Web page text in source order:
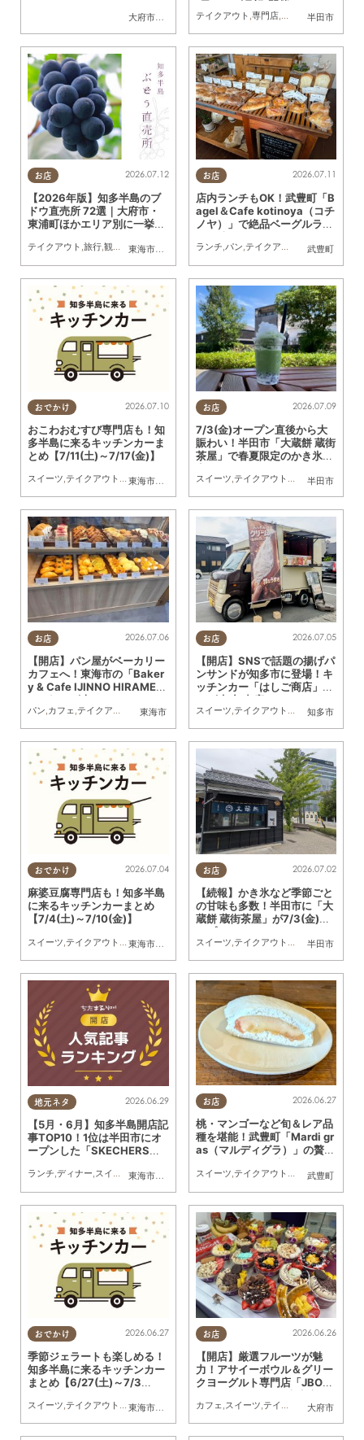
大府市
,東浦町 半田市
(日)・20(月祝)開催
テイクアウト 専門店, イベント
お店
東海市
,大府市 東浦町,半田市,美浜町
2026.07.12
【2026年版】知多半島のブ
ドウ直売所 72選｜大府市・
東浦町ほかエリア別に一挙紹
テイクアウト ,旅行,観光 アウトドア まちネタ,季節ネタ
お店
武豊町
2026.07.11
店内ランチもOK！武豊町「B
agel＆Cafe kotinoya（コチ
ノヤ）」で絶品ベーグルラン
ランチ,パン,テイクアウト 専門店,行って
おでかけ
東海市
, 大府市 知多市 ,東浦町,阿久比町 ,半田市,常滑市
2026.07.10
おこわおむすび専門店も！知
多半島に来るキッチンカーま
とめ【7/11(土)～7/17(金)】
スイーツ,テイクアウト ,キッチンカー イベント ,まとめ記事 ,親子
お店
半田市
2026.07.09
7/3(金)オープン直後から大
賑わい！半田市「大蔵餅 蔵街
茶屋」で春夏限定のかき氷を
スイーツ,テイクアウト ,専門店,まちネタ
お店
東海市
2026.07.06
【開店】パン屋がベーカリー
カフェへ！東海市の「Baker
y & Cafe IJINNO HIRAMEK
I」が5/28(木)リニューアル
パン,カフェ,テイクアウト 開店,専門店 まちネタ
お店
知多市
2026.07.05
【開店】SNSで話題の揚げパ
ンサンドが知多市に登場！キ
ッチンカー「はしご商店」が
5/6(水)初出店
スイーツ,テイクアウト ,キッチンカー
おでかけ
東海市
,大府市 知多市 ,東浦町,阿久比町 ,半田市,常滑市
2026.07.04
麻婆豆腐専門店も！知多半島
に来るキッチンカーまとめ
【7/4(土)～7/10(金)】
スイーツ テイクアウト キッチンカー イベント ,まとめ記事
お店
半田市
2026.07.02
【続報】かき氷など季節ごと
の甘味も多数！半田市に「大
蔵餅 蔵街茶屋」が7/3(金)オ
ープン
スイーツ テイクアウト ,専門店
地元ネタ
東海市
,大府市 東浦町 ,阿久比町 ,半田市
2026.06.29
【5月・6月】知多半島開店記
事TOP10！1位は半田市にオ
ープンした「SKECHERS
レット店舗！
ランチ,ディナー,スイーツ ,テイクアウト 開店,まとめ記事,ワンコイン
お店
武豊町
2026.06.27
桃・マンゴーなど旬＆レア品
種を堪能！武豊町「Mardi gr
as（マルディグラ）」の贅沢
フルーツサンドがすごい
スイーツ テイクアウト ドライブ,行って
おでかけ
東海市
, 大府市 知多市 ,東浦町 ,阿久比町 ,半田市,常滑市
2026.06.27
季節ジェラートも楽しめる！
知多半島に来るキッチンカー
まとめ【6/27(土)～7/3
スイーツ,テイクアウト ,キッチンカー イベント ,まとめ記事
お店
大府市
2026.06.26
【開店】厳選フルーツが魅
力！アサイーボウル＆グリー
クヨーグルト専門店「JBOW
が6/15(月)オープン
カフェ,スイーツ,テイクアウト ,開店